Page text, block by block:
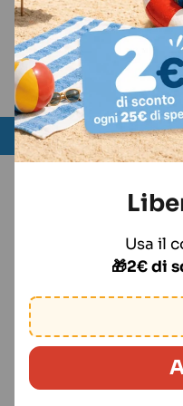
12
Usa il
🎁2€ di